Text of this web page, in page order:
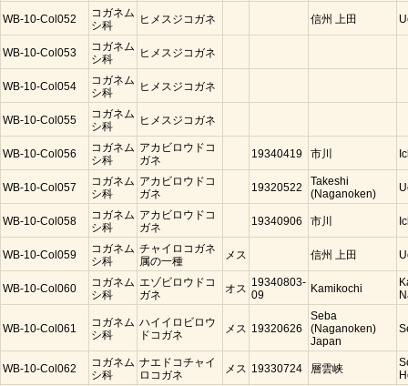
WB-10-Col052
コガネム
シ科
ヒメスジコガネ 信州 上田
WB-10-Col053
コガネム
シ科
ヒメスジコガネ
WB-10-Col054
コガネム
シ科
ヒメスジコガネ
WB-10-Col055
コガネム
シ科
ヒメスジコガネ
WB-10-Col056
コガネム
シ科
アカビロウドコ
ガネ
19340419 市川
WB-10-Col057
コガネム
シ科
アカビロウドコ
ガネ
19320522
Takeshi
(Naganoken)
WB-10-Col058
コガネム
シ科
アカビロウドコ
ガネ
19340906 市川
WB-10-Col059
コガネム
シ科
チャイロコガネ
属の一種
メス 信州 上田
WB-10-Col060
コガネム
シ科
エゾビロウドコ
ガネ
オス 19340803-
09
Kamikochi
WB-10-Col061
コガネム
シ科
ハイイロビロウ
ドコガネ
メス 19320626
Seba
(Naganoken)
Japan
WB-10-Col062
コガネム
シ科
ナエドコチャイ
ロコガネ
メス 19330724 層雲峡